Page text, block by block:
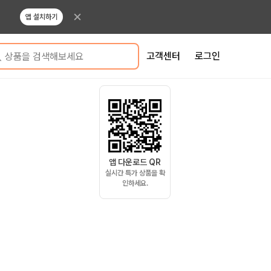
앱 설치하기
상품을 검색해보세요 고객센터 로그인
앱 다운로드 QR
실시간 특가 상품을 확
인하세요.